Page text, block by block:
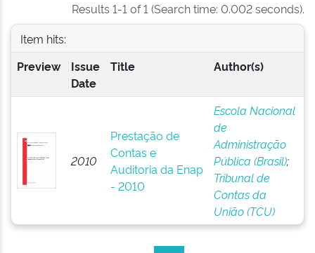
Results 1-1 of 1 (Search time: 0.002 seconds).
Item hits:
Preview
Issue
Date
Title Author(s)
2010
Prestação de
Contas e
Auditoria da Enap
- 2010
Escola Nacional
de
Administração
Pública (Brasil);
Tribunal de
Contas da
União (TCU)